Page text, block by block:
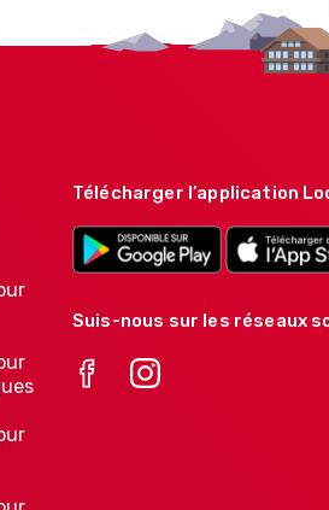
Télécharger l’application
Suis-nous sur les réseaux